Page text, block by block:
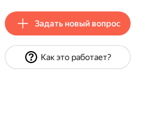
Задать новый вопрос
Как это работает?